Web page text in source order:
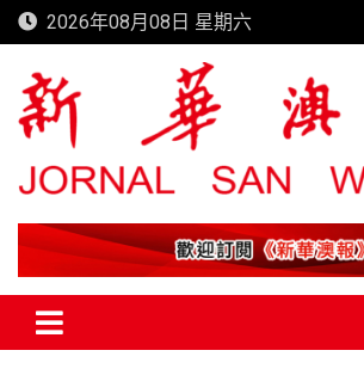
Skip
to
content
2026年08月08日 星期六
新華澳報